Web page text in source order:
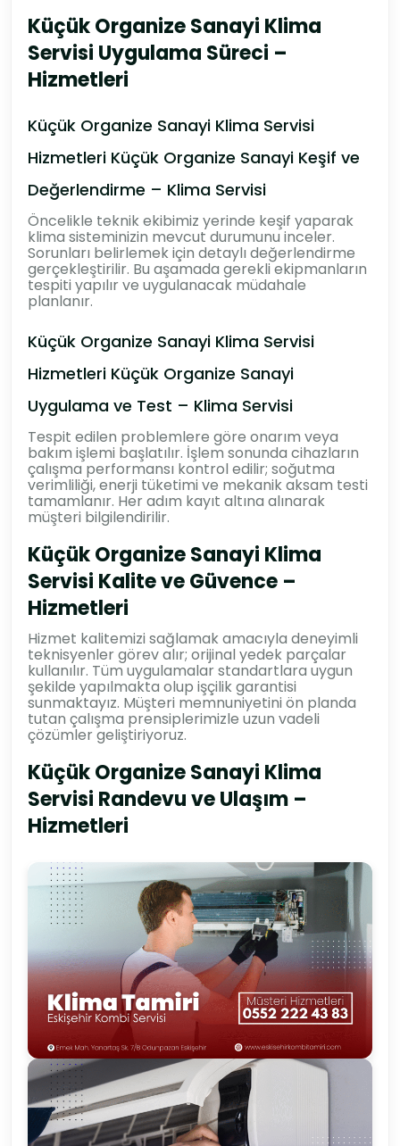
Küçük Organize Sanayi Klima
Servisi Uygulama Süreci –
Hizmetleri
Küçük Organize Sanayi Klima Servisi
Hizmetleri Küçük Organize Sanayi Keşif ve
Değerlendirme – Klima Servisi
Öncelikle teknik ekibimiz yerinde keşif yaparak
klima sisteminizin mevcut durumunu inceler.
Sorunları belirlemek için detaylı değerlendirme
gerçekleştirilir. Bu aşamada gerekli ekipmanların
tespiti yapılır ve uygulanacak müdahale
planlanır.
Küçük Organize Sanayi Klima Servisi
Hizmetleri Küçük Organize Sanayi
Uygulama ve Test – Klima Servisi
Tespit edilen problemlere göre onarım veya
bakım işlemi başlatılır. İşlem sonunda cihazların
çalışma performansı kontrol edilir; soğutma
verimliliği, enerji tüketimi ve mekanik aksam testi
tamamlanır. Her adım kayıt altına alınarak
müşteri bilgilendirilir.
Küçük Organize Sanayi Klima
Servisi Kalite ve Güvence –
Hizmetleri
Hizmet kalitemizi sağlamak amacıyla deneyimli
teknisyenler görev alır; orijinal yedek parçalar
kullanılır. Tüm uygulamalar standartlara uygun
şekilde yapılmakta olup işçilik garantisi
sunmaktayız. Müşteri memnuniyetini ön planda
tutan çalışma prensiplerimizle uzun vadeli
çözümler geliştiriyoruz.
Küçük Organize Sanayi Klima
Servisi Randevu ve Ulaşım –
Hizmetleri